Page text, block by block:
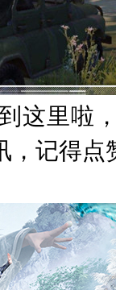
这里啦
，记得